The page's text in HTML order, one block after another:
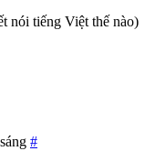
nói tiếng Việt thế nào)
#